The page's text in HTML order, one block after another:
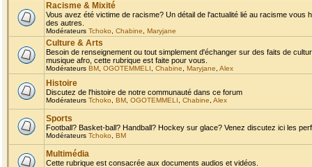
Racisme & Mixité
Vous avez été victime de racisme? Un détail de l'actualité lié au racisme
des autres.
Modérateurs Tchoko Chabine Maryjane
Culture & Arts
Besoin de renseignement ou tout simplement d'échanger sur des faits de
musique afro, cette rubrique est faite pour vous.
Modérateurs BM OGOTEMMELI Chabine Maryjane Alex
Histoire
Discutez de l'histoire de notre communauté dans ce forum
Modérateurs Tchoko BM OGOTEMMELI Chabine Alex
Sports
Football? Basket-ball? Handball? Hockey sur glace? Venez discutez ici les
Modérateurs Tchoko BM
Multimédia
Cette rubrique est consacrée aux documents audios et vidéos.